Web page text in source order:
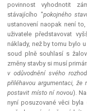
povinnost vyhodnotit
stávajícího "pokojného
ustanovení naopak není
uživatele představovat
náklady, než by tomu bylo
soud plně souhlasí s
změny stavby si musí
v odůvodnění svého
přiléhavou argumentaci, že
postavit místo ní novou).
nyní posuzované věci byla